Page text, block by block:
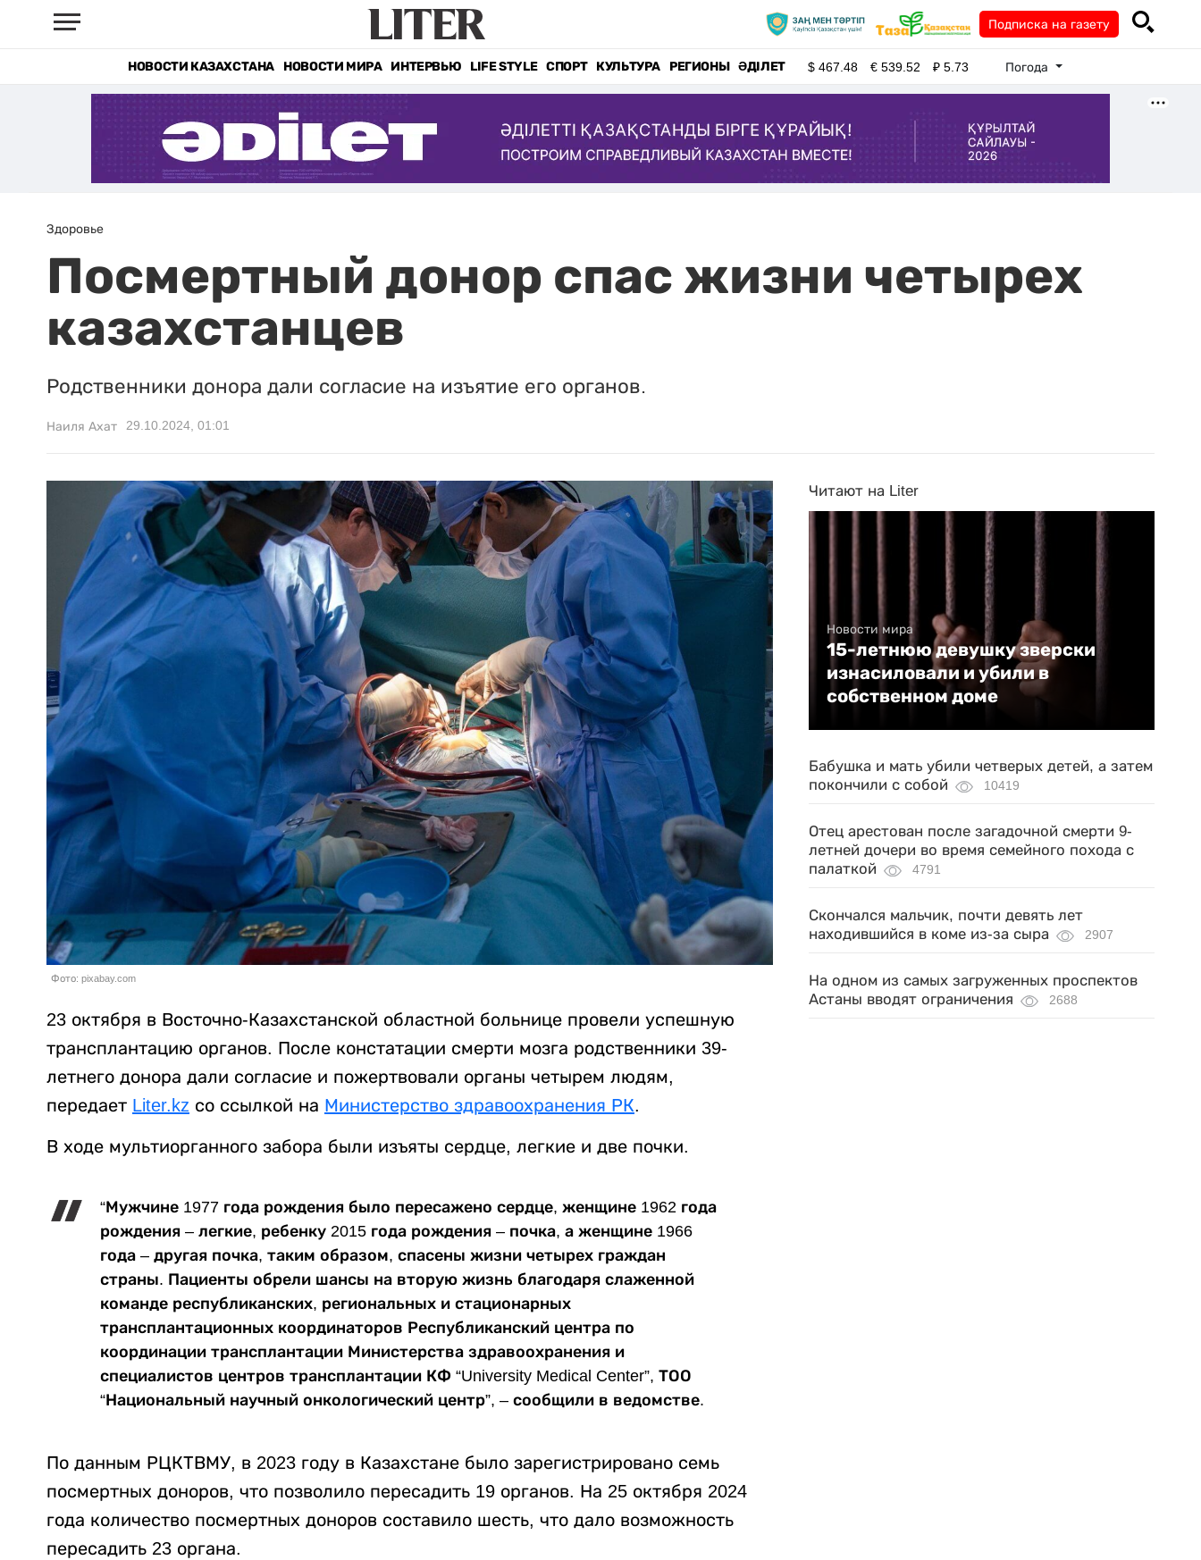
Подписка на газету
НОВОСТИ КАЗАХСТАНА НОВОСТИ МИРА ИНТЕРВЬЮ LIFE STYLE СПОРТ КУЛЬТУРА РЕГИОНЫ ӘДІЛЕТ $467.48 €539.52 ₽5.73 Погода
Здоровье
Посмертный донор спас жизни четырех
казахстанцев
Родственники донора дали согласие на изъятие его органов.
Наиля Ахат 29.10.2024, 01:01
Фото: pixabay.com
23 октября в Восточно-Казахстанской областной больнице провели успешную
трансплантацию органов. После констатации смерти мозга родственники 39-
летнего донора дали согласие и пожертвовали органы четырем людям,
передает Liter.kz со ссылкой на Министерство здравоохранения РК.
В ходе мультиорганного забора были изъяты сердце, легкие и две почки.
“Мужчине 1977 года рождения было пересажено сердце, женщине 1962 года
рождения – легкие, ребенку 2015 года рождения – почка, а женщине 1966
года – другая почка, таким образом, спасены жизни четырех граждан
страны. Пациенты обрели шансы на вторую жизнь благодаря слаженной
команде республиканских, региональных и стационарных
трансплантационных координаторов Республиканский центра по
координации трансплантации Министерства здравоохранения и
специалистов центров трансплантации КФ “University Medical Center”, ТОО
“Национальный научный онкологический центр”, – сообщили в ведомстве.
По данным РЦКТВМУ, в 2023 году в Казахстане было зарегистрировано семь
посмертных доноров, что позволило пересадить 19 органов. На 25 октября 2024
года количество посмертных доноров составило шесть, что дало возможность
пересадить 23 органа.
Читают на Liter
Новости мира
15-летнюю девушку зверски
изнасиловали и убили в
собственном доме
Бабушка и мать убили четверых детей, а затем
покончили с собой
10419
Отец арестован после загадочной смерти 9-
летней дочери во время семейного похода с
палаткой
4791
Скончался мальчик, почти девять лет
находившийся в коме из-за сыра
2907
На одном из самых загруженных проспектов
Астаны вводят ограничения
2688